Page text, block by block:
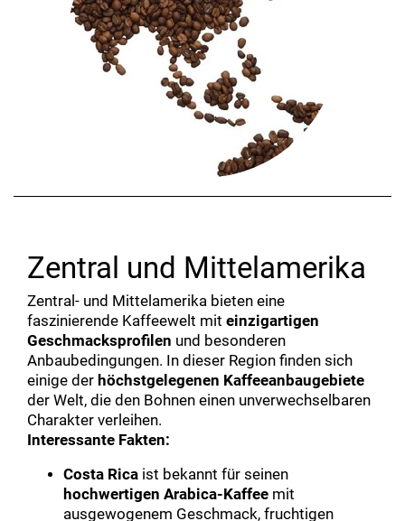
Zentral und Mittelamerika
Zentral- und Mittelamerika bieten eine
faszinierende Kaffeewelt mit einzigartigen
Geschmacksprofilen und besonderen
Anbaubedingungen. In dieser Region finden sich
einige der höchstgelegenen Kaffeeanbaugebiete
der Welt, die den Bohnen einen unverwechselbaren
Charakter verleihen.
Interessante Fakten:
Costa Rica ist bekannt für seinen
hochwertigen Arabica-Kaffee mit
ausgewogenem Geschmack, fruchtigen